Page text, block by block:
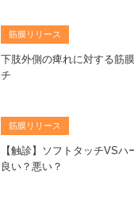
筋膜リリース
下肢外側の痺れに対する筋
チ
筋膜リリース
【触診】ソフトタッチVS
良い？悪い？